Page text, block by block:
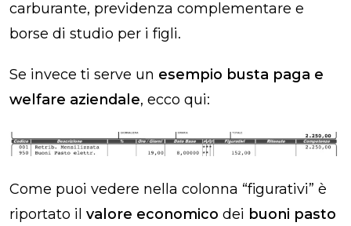
carburante, previdenza complementare e
borse di studio per i figli.
Se invece ti serve un esempio busta paga e
welfare aziendale, ecco qui:
Come puoi vedere nella colonna “figurativi” è
riportato il valore economico dei buoni pasto